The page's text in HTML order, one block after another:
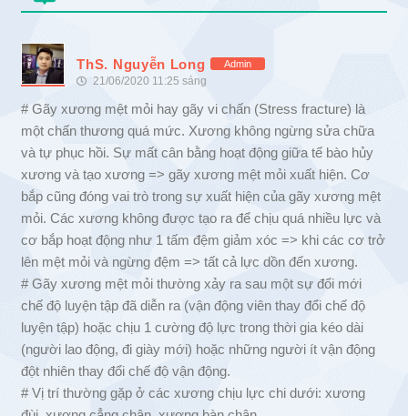
ThS. Nguyễn Long Admin
21/06/2020 11:25 sáng
# Gãy xương mệt mỏi hay gãy vi chấn (Stress fracture) là
một chấn thương quá mức. Xương không ngừng sửa chữa
và tự phục hồi. Sự mất cân bằng hoạt động giữa tế bào hủy
xương và tạo xương => gãy xương mệt mỏi xuất hiện. Cơ
bắp cũng đóng vai trò trong sự xuất hiện của gãy xương mệt
mỏi. Các xương không được tạo ra để chịu quá nhiều lực và
cơ bắp hoạt động như 1 tấm đệm giảm xóc => khi các cơ trở
lên mệt mỏi và ngừng đệm => tất cả lực dồn đến xương.
# Gãy xương mệt mỏi thường xảy ra sau một sự đổi mới
chế độ luyện tập đã diễn ra (vận động viên thay đổi chế độ
luyện tập) hoặc chịu 1 cường độ lực trong thời gia kéo dài
(người lao động, đi giày mới) hoặc những người ít vận động
đột nhiên thay đổi chế độ vận động.
# Vị trí thường gặp ở các xương chịu lực chi dưới: xương